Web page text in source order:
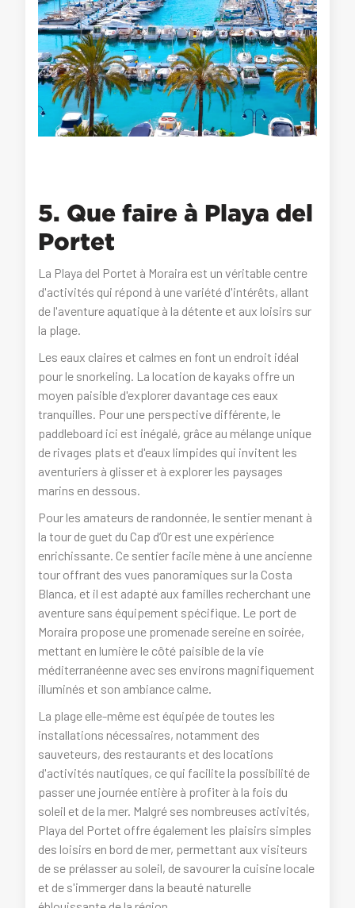
5. Que faire à Playa del
Portet
La Playa del Portet à Moraira est un véritable centre
d'activités qui répond à une variété d'intérêts, allant
de l'aventure aquatique à la détente et aux loisirs sur
la plage.
Les eaux claires et calmes en font un endroit idéal
pour le snorkeling. La location de kayaks offre un
moyen paisible d'explorer davantage ces eaux
tranquilles. Pour une perspective différente, le
paddleboard ici est inégalé, grâce au mélange unique
de rivages plats et d'eaux limpides qui invitent les
aventuriers à glisser et à explorer les paysages
marins en dessous.
Pour les amateurs de randonnée, le sentier menant à
la tour de guet du Cap d’Or est une expérience
enrichissante. Ce sentier facile mène à une ancienne
tour offrant des vues panoramiques sur la Costa
Blanca, et il est adapté aux familles recherchant une
aventure sans équipement spécifique. Le port de
Moraira propose une promenade sereine en soirée,
mettant en lumière le côté paisible de la vie
méditerranéenne avec ses environs magnifiquement
illuminés et son ambiance calme.
La plage elle-même est équipée de toutes les
installations nécessaires, notamment des
sauveteurs, des restaurants et des locations
d'activités nautiques, ce qui facilite la possibilité de
passer une journée entière à profiter à la fois du
soleil et de la mer. Malgré ses nombreuses activités,
Playa del Portet offre également les plaisirs simples
des loisirs en bord de mer, permettant aux visiteurs
de se prélasser au soleil, de savourer la cuisine locale
et de s'immerger dans la beauté naturelle